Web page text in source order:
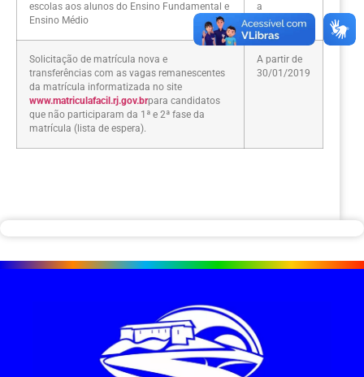
escolas aos alunos do Ensino Fundamental e
Ensino Médio
a
25/01/2019
Solicitação de matrícula nova e
transferências com as vagas remanescentes
da matrícula informatizada no site
www.matriculafacil.rj.gov.brpara candidatos
que não participaram da 1ª e 2ª fase da
matrícula (lista de espera).
A partir de
30/01/2019